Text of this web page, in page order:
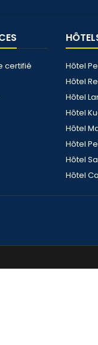
certifié
Hôtel
Hôtel
Hôtel
Hôtel
Hôtel
Hôtel
Hôtel
Hôtel